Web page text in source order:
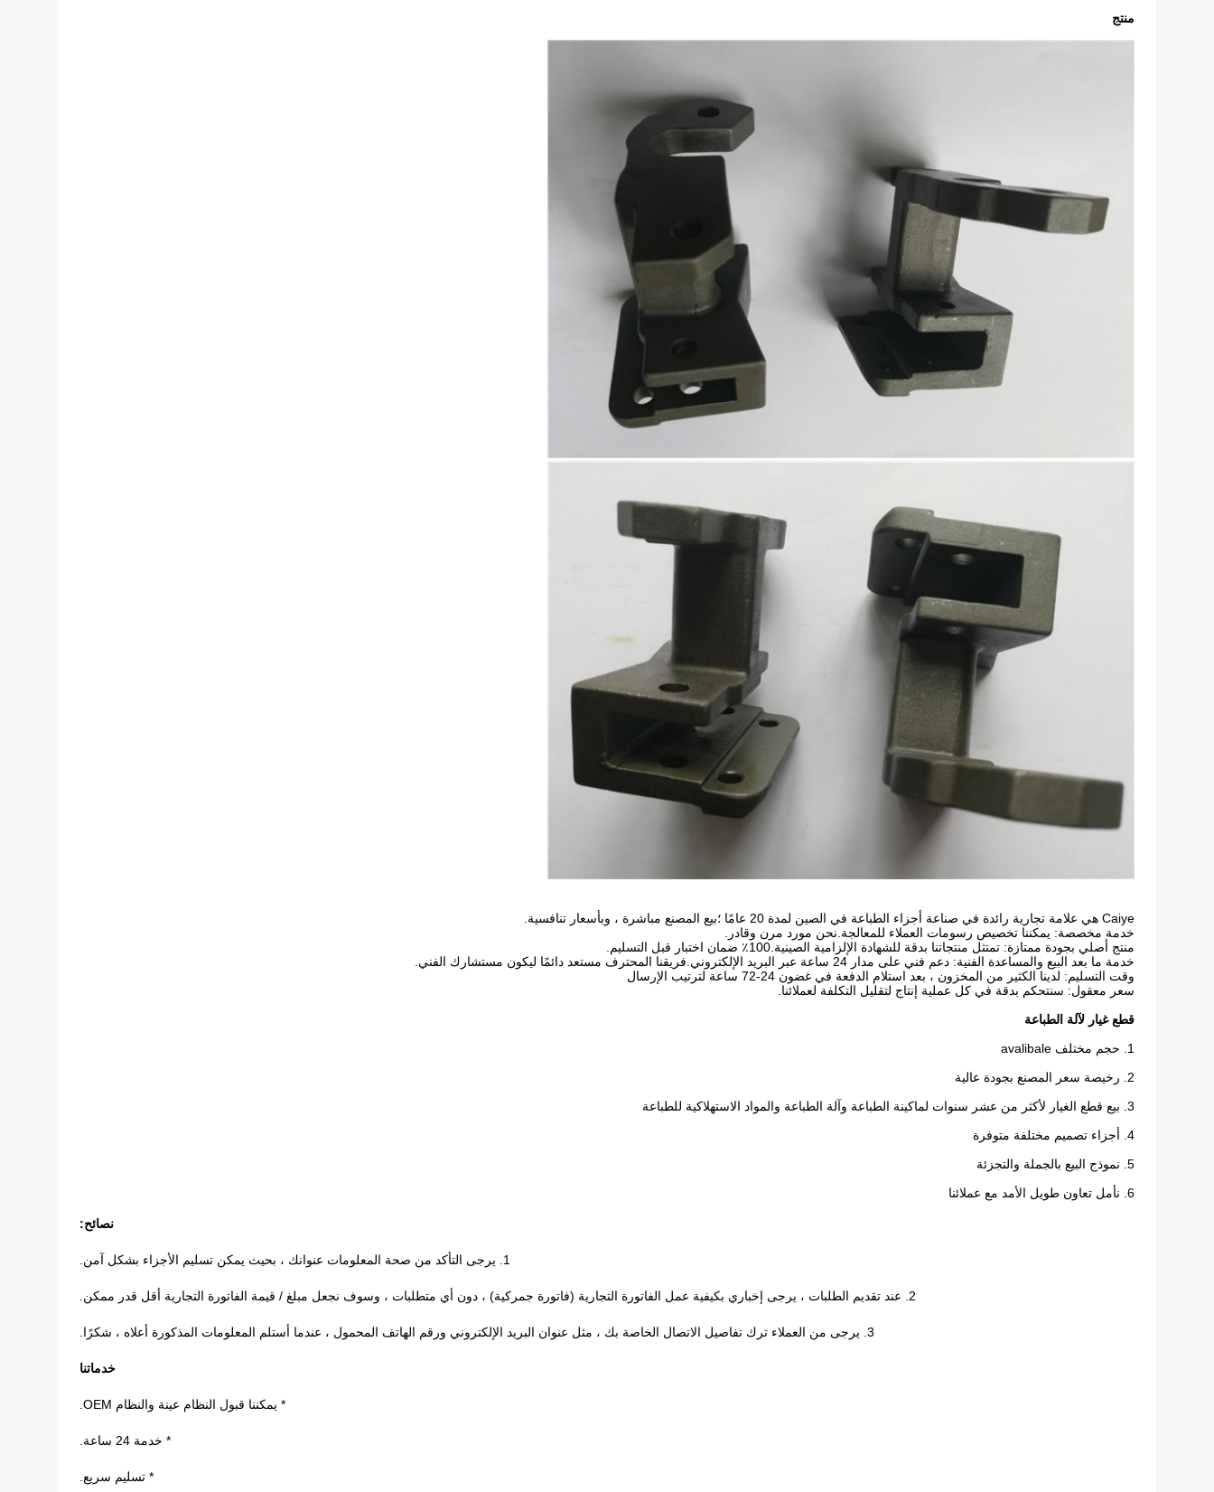
منتج
Caiye هي علامة تجارية رائدة في صناعة أجزاء الطباعة في الصين لمدة 20 عامًا ؛بيع المصنع مباشرة ، وبأسعار تنافسية.
خدمة مخصصة: يمكننا تخصيص رسومات العملاء للمعالجة.نحن مورد مرن وقادر.
منتج أصلي بجودة ممتازة: تمتثل منتجاتنا بدقة للشهادة الإلزامية الصينية.100٪ ضمان اختبار قبل التسليم.
خدمة ما بعد البيع والمساعدة الفنية: دعم فني على مدار 24 ساعة عبر البريد الإلكتروني.فريقنا المحترف مستعد دائمًا ليكون مستشارك الفني.
وقت التسليم: لدينا الكثير من المخزون ، بعد استلام الدفعة في غضون 24-72 ساعة لترتيب الإرسال
سعر معقول: سنتحكم بدقة في كل عملية إنتاج لتقليل التكلفة لعملائنا.
قطع غيار لآلة الطباعة
1. حجم مختلف avalibale
2. رخيصة سعر المصنع بجودة عالية
3. بيع قطع الغيار لأكثر من عشر سنوات لماكينة الطباعة وآلة الطباعة والمواد الاستهلاكية للطباعة
4. أجزاء تصميم مختلفة متوفرة
5. نموذج البيع بالجملة والتجزئة
6. نأمل تعاون طويل الأمد مع عملائنا
نصائح:
1. يرجى التأكد من صحة المعلومات عنوانك ، بحيث يمكن تسليم الأجزاء بشكل آمن.
2. عند تقديم الطلبات ، يرجى إخباري بكيفية عمل الفاتورة التجارية (فاتورة جمركية) ، دون أي متطلبات ، وسوف نجعل مبلغ / قيمة الفاتورة التجارية أقل قدر ممكن.
3. يرجى من العملاء ترك تفاصيل الاتصال الخاصة بك ، مثل عنوان البريد الإلكتروني ورقم الهاتف المحمول ، عندما أستلم المعلومات المذكورة أعلاه ، شكرًا.
خدماتنا
* يمكننا قبول النظام عينة والنظام OEM.
* خدمة 24 ساعة.
* تسليم سريع.